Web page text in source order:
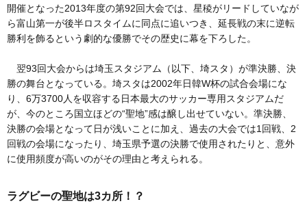
開催となった2013年度の第92回大会では、星稜がリードしていなが
ら富山第一が後半ロスタイムに同点に追いつき、延長戦の末に逆転
勝利を飾るという劇的な優勝でその歴史に幕を下ろした。
翌93回大会からは埼玉スタジアム（以下、埼スタ）が準決勝、決
勝の舞台となっている。埼スタは2002年日韓W杯の試合会場にな
り、6万3700人を収容する日本最大のサッカー専用スタジアムだ
が、今のところ国立ほどの“聖地”感は醸し出せていない。準決勝、
決勝の会場となって日が浅いことに加え、過去の大会では1回戦、2
回戦の会場になったり、埼玉県予選の決勝で使用されたりと、意外
に使用頻度が高いのがその理由と考えられる。
ラグビーの聖地は3カ所！？